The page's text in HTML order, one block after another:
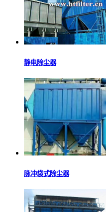
静电除尘器
脉冲袋式除尘器